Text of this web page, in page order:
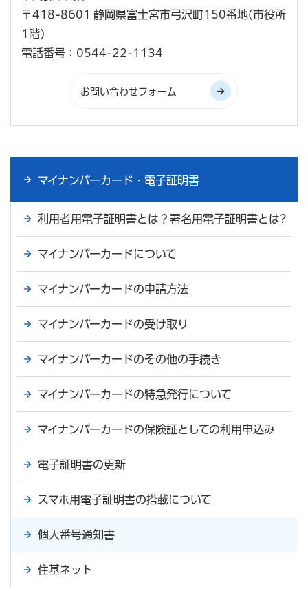
〒418-8601 静岡県富士宮市弓沢町150番地(市役所
1階)
電話番号：0544-22-1134
マイナンバーカード・電子証明書
利用者用電子証明書とは？署名用電子証明書とは?
マイナンバーカードについて
マイナンバーカードの申請方法
マイナンバーカードの受け取り
マイナンバーカードのその他の手続き
マイナンバーカードの特急発行について
マイナンバーカードの保険証としての利用申込み
電子証明書の更新
スマホ用電子証明書の搭載について
個人番号通知書
住基ネット